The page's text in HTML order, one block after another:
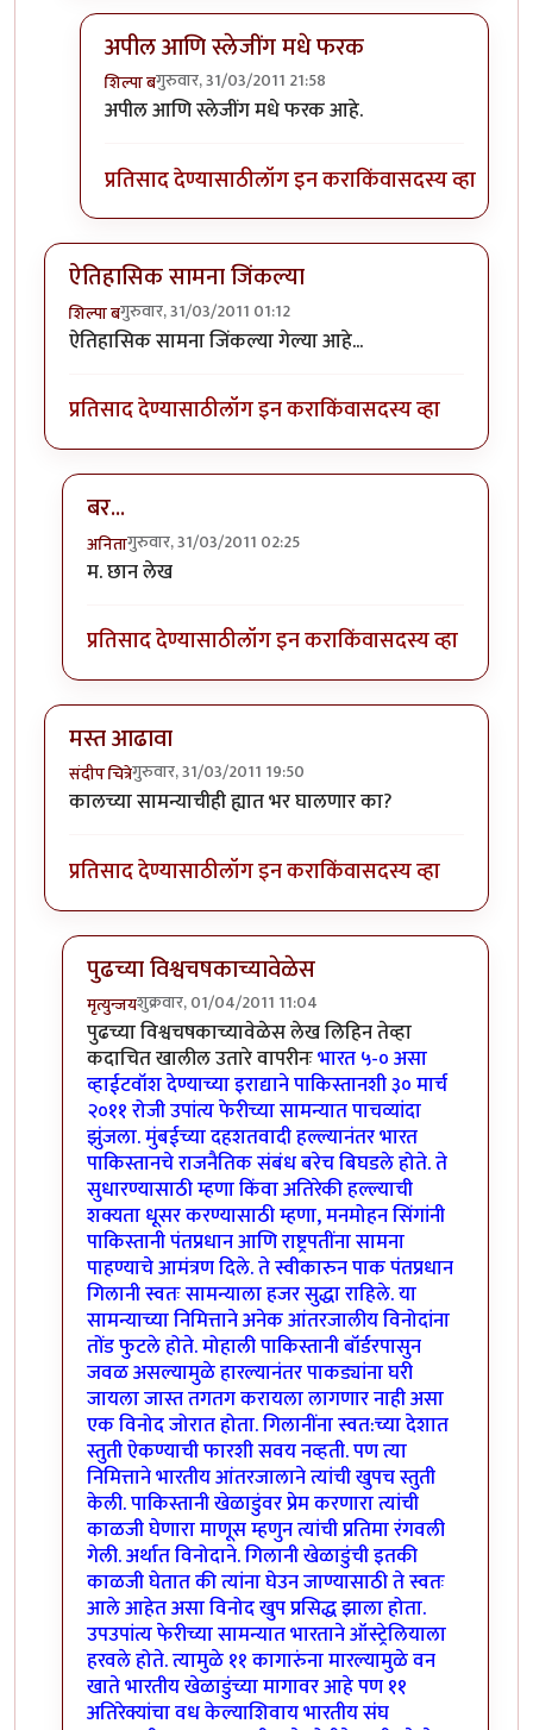
अपील आणि स्लेजींग मधे फरक
शिल्पा बगुरुवार, 31/03/2011 21:58
In reply toकिरण मोरे खुप जास्त अपील करत
अपील आणि स्लेजींग मधे फरक आहे.
प्रतिसाद देण्यासाठीलॉग इन कराकिंवासदस्य व्हा
ऐतिहासिक सामना जिंकल्या
शिल्पा बगुरुवार, 31/03/2011 01:12
ऐतिहासिक सामना जिंकल्या गेल्या आहे...
प्रतिसाद देण्यासाठीलॉग इन कराकिंवासदस्य व्हा
बर...
अनितागुरुवार, 31/03/2011 02:25
In reply to
म. छान लेख
प्रतिसाद देण्यासाठीलॉग इन कराकिंवासदस्य व्हा
मस्त आढावा
संदीप चित्रेगुरुवार, 31/03/2011 19:50
कालच्या सामन्याचीही ह्यात भर घालणार का?
प्रतिसाद देण्यासाठीलॉग इन कराकिंवासदस्य व्हा
पुढच्या विश्वचषकाच्यावेळेस
मृत्युन्जयशुक्रवार, 01/04/2011 11:04
In reply toमस्त आढावाbyसंदीप चित्रे
पुढच्या विश्वचषकाच्यावेळेस लेख लिहिन तेव्हा
कदाचित खालील उतारे वापरीनःभारत ५-० असा
व्हाईटवॉश देण्याच्या इराद्याने पाकिस्तानशी ३० मार्च
२०११ रोजी उपांत्य फेरीच्या सामन्यात पाचव्यांदा
झुंजला. मुंबईच्या दहशतवादी हल्ल्यानंतर भारत
पाकिस्तानचे राजनैतिक संबंध बरेच बिघडले होते. ते
सुधारण्यासाठी म्हणा किंवा अतिरेकी हल्ल्याची
शक्यता धूसर करण्यासाठी म्हणा, मनमोहन सिंगांनी
पाकिस्तानी पंतप्रधान आणि राष्ट्रपतींना सामना
पाहण्याचे आमंत्रण दिले. ते स्वीकारुन पाक पंतप्रधान
गिलानी स्वतः सामन्याला हजर सुद्धा राहिले. या
सामन्याच्या निमित्ताने अनेक आंतरजालीय विनोदांना
तोंड फुटले होते. मोहाली पाकिस्तानी बॉर्डरपासुन
जवळ असल्यामुळे हारल्यानंतर पाकड्यांना घरी
जायला जास्त तगतग करायला लागणार नाही असा
एक विनोद जोरात होता. गिलानींना स्वत:च्या देशात
स्तुती ऐकण्याची फारशी सवय नव्हती. पण त्या
निमित्ताने भारतीय आंतरजालाने त्यांची खुपच स्तुती
केली. पाकिस्तानी खेळाडुंवर प्रेम करणारा त्यांची
काळजी घेणारा माणूस म्हणुन त्यांची प्रतिमा रंगवली
गेली. अर्थात विनोदाने. गिलानी खेळाडुंची इतकी
काळजी घेतात की त्यांना घेउन जाण्यासाठी ते स्वतः
आले आहेत असा विनोद खुप प्रसिद्ध झाला होता.
उपउपांत्य फेरीच्या सामन्यात भारताने ऑस्ट्रेलियाला
हरवले होते. त्यामुळे ११ कागारुंना मारल्यामुळे वन
खाते भारतीय खेळाडुंच्या मागावर आहे पण ११
अतिरेक्यांचा वध केल्याशिवाय भारतीय संघ